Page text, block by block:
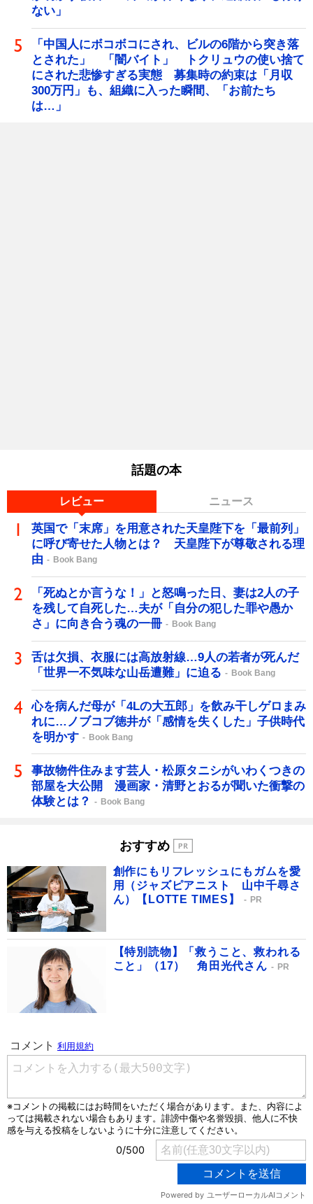
ない」
「中国人にボコボコにされ、ビルの6階から突き落
とされた」 「闇バイト」 トクリュウの使い捨て
にされた悲惨すぎる実態 募集時の約束は「月収
300万円」も、組織に入った瞬間、「お前たち
は…」
話題の本
レビュー ニュース
英国で「末席」を用意された天皇陛下を「最前列」
に呼び寄せた人物とは？ 天皇陛下が尊敬される理
由
Book Bang
「死ぬとか言うな！」と怒鳴った日、妻は2人の子
を残して自死した…夫が「自分の犯した罪や愚か
さ」に向き合う魂の一冊
Book Bang
舌は欠損、衣服には高放射線…9人の若者が死んだ
「世界一不気味な山岳遭難」に迫る
Book Bang
心を病んだ母が「4Lの大五郎」を飲み干しゲロまみ
れに…ノブコブ徳井が「感情を失くした」子供時代
を明かす
Book Bang
事故物件住みます芸人・松原タニシがいわくつきの
部屋を大公開 漫画家・清野とおるが聞いた衝撃の
体験とは？
Book Bang
おすすめ
創作にもリフレッシュにもガムを愛
用（ジャズピアニスト 山中千尋さ
ん）【LOTTE TIMES】
PR
【特別読物】「救うこと、救われる
こと」（17） 角田光代さん
PR